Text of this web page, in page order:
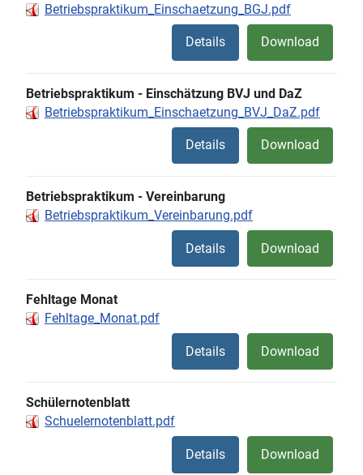
Betriebspraktikum_Einschaetzung_BGJ.pdf
Download
Details
Betriebspraktikum - Einschätzung BVJ und DaZ
Betriebspraktikum_Einschaetzung_BVJ_DaZ.pdf
Download
Details
Betriebspraktikum - Vereinbarung
Betriebspraktikum_Vereinbarung.pdf
Download
Details
Fehltage Monat
Fehltage_Monat.pdf
Download
Details
Schülernotenblatt
Schuelernotenblatt.pdf
Download
Details